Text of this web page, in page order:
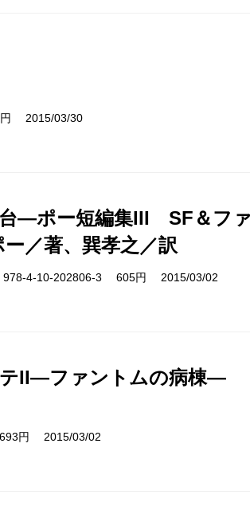
2015/03/30
台―ポー短編集III SF＆フ
／著、巽孝之／訳
978-4-10-202806-3 605円 2015/03/02
テII―ファントムの病棟―
円 2015/03/02